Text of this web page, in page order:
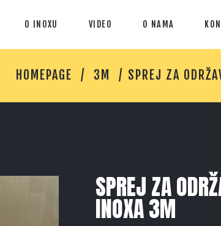
O INOXU VIDEO O NAMA
HOMEPAGE 3M SPREJ ZA
SPREJ ZA
INOXA 3M